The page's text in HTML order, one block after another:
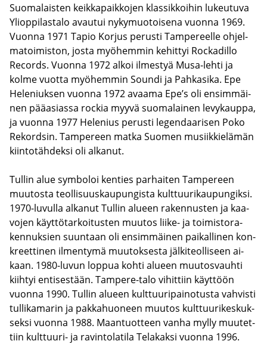
Suo­ma­lais­ten keik­ka­paik­ko­jen klas­sik­koi­hin lu­keu­tu­va
Yli­op­pi­las­ta­lo avau­tui ny­ky­muo­toi­se­na vuon­na 1969.
Vuon­na 1971 Tapio Kor­jus pe­rus­ti Tam­pe­reel­le oh­jel­
ma­toi­mis­ton, josta myö­hem­min ke­hit­tyi Roc­ka­dil­lo
Records. Vuon­na 1972 alkoi il­mes­tyä Musa-​lehti ja
kolme vuot­ta myö­hem­min Soun­di ja Pah­ka­si­ka. Epe
He­le­niuk­sen vuon­na 1972 avaa­ma Epe’s oli en­sim­mäi­
nen pää­asias­sa roc­kia myyvä suo­ma­lai­nen le­vy­kaup­pa,
ja vuon­na 1977 He­le­nius pe­rus­ti le­gen­daa­ri­sen Poko
Re­kord­sin. Tam­pe­reen matka Suo­men musiik­kie­lä­män
kiin­to­täh­dek­si oli al­ka­nut.
Tul­lin alue sym­bo­loi ken­ties par­hai­ten Tam­pe­reen
muu­tos­ta teol­li­suus­kau­pun­gis­ta kult­tuu­ri­kau­pun­gik­si.
1970-​luvulla al­ka­nut Tul­lin alu­een ra­ken­nus­ten ja kaa­
vo­jen käyt­tö­tar­koi­tus­ten muu­tos liike-​ ja toi­mis­to­ra­
ken­nuk­sien suun­taan oli en­sim­mäi­nen pai­kal­li­nen kon­
kreet­ti­nen il­men­ty­mä muu­tok­ses­ta jäl­ki­teol­li­seen ai­
kaan. 1980-​luvun lop­pua kohti alu­een muu­tos­vauh­ti
kiih­tyi en­ti­ses­tään. Tampere-​talo vi­hit­tiin käyt­töön
vuon­na 1990. Tul­lin alu­een kult­tuu­ri­pai­no­tus­ta vah­vis­ti
tul­li­ka­ma­rin ja pak­ka­huo­neen muu­tos kult­tuu­ri­kes­kuk­
sek­si vuon­na 1988. Maan­tuot­teen vanha mylly muu­tet­
tiin kulttuuri-​ ja ra­vin­to­la­ti­la Te­la­kak­si vuon­na 1996.